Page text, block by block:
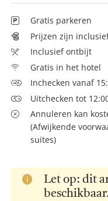
Gratis parkeren
Prijzen zijn
Inclusief ontbijt
Gratis in het hotel
Inchecken vanaf
Uitchecken tot
Annuleren kan
(Afwijkende
suites)
Let op: dit